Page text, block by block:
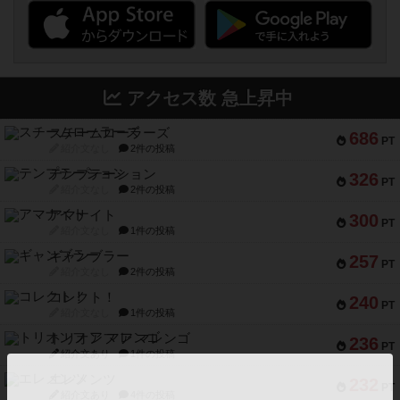
アクセス数 急上昇中
686 PT
スチームローラーズ
2件の投稿
326 PT
テンプテーション
2件の投稿
300 PT
アマナイト
1件の投稿
257 PT
ギャンブラー
2件の投稿
240 PT
コレクト！
1件の投稿
236 PT
トリオンフ ア マレンゴ
紹介文あり 1件の投稿
PT